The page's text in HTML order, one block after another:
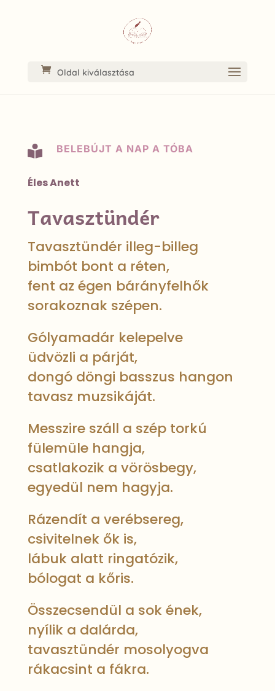
Oldal kiválasztása
 BELEBÚJT A NAP A TÓBA
Éles Anett
Tavasztündér
Tavasztündér illeg-billeg
bimbót bont a réten,
fent az égen bárányfelhők
sorakoznak szépen.
Gólyamadár kelepelve
üdvözli a párját,
dongó döngi basszus hangon
tavasz muzsikáját.
Messzire száll a szép torkú
fülemüle hangja,
csatlakozik a vörösbegy,
egyedül nem hagyja.
Rázendít a verébsereg,
csivitelnek ők is,
lábuk alatt ringatózik,
bólogat a kőris.
Összecsendül a sok ének,
nyílik a dalárda,
tavasztündér mosolyogva
rákacsint a fákra.